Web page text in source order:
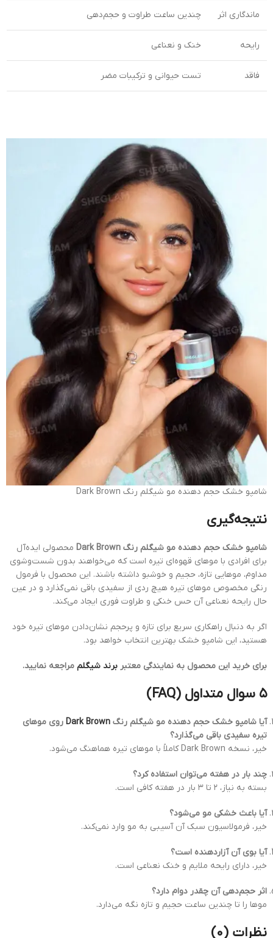
ماندگاری اثر چندین ساعت طراوت و حجم‌دهی
رایحه خنک و نعناعی
فاقد تست حیوانی و ترکیبات مضر
شامپو خشک حجم دهنده مو شیگلم رنگ Dark Brown
نتیجه‌گیری
شامپو خشک حجم دهنده مو شیگلم رنگ Dark Brown
محصولی ایده‌آل
برای افرادی با موهای قهوه‌ای تیره است که می‌خواهند بدون شست‌وشوی
مداوم، موهایی تازه، حجیم و خوشبو داشته باشند. این محصول با فرمول
رنگی مخصوص موهای تیره هیچ ردی از سفیدی باقی نمی‌گذارد و در عین
حال رایحه نعناعی آن حس خنکی و طراوت فوری ایجاد می‌کند.
اگر به دنبال راهکاری سریع برای تازه و پرحجم نشان‌دادن موهای تیره خود
هستید، این شامپو خشک بهترین انتخاب خواهد بود.
برای خرید این محصول به نمایندگی معتبر برند شیگلم مراجعه نمایید.
۵ سوال متداول (FAQ)
آیا شامپو خشک حجم دهنده مو شیگلم رنگ Dark Brown روی موهای
تیره سفیدی باقی می‌گذارد؟
خیر، نسخه Dark Brown کاملاً با موهای تیره هماهنگ می‌شود.
چند بار در هفته می‌توان استفاده کرد؟
بسته به نیاز، ۲ تا ۳ بار در هفته کافی است.
آیا باعث خشکی مو می‌شود؟
خیر، فرمولاسیون سبک آن آسیبی به مو وارد نمی‌کند.
آیا بوی آن آزاردهنده است؟
خیر، دارای رایحه ملایم و خنک نعناعی است.
اثر حجم‌دهی آن چقدر دوام دارد؟
موها را تا چندین ساعت حجیم و تازه نگه می‌دارد.
نظرات (0)